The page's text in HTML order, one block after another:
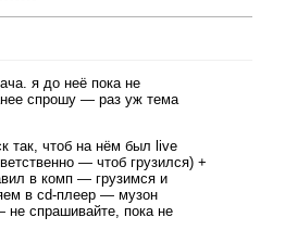
я до неё пока не
спрошу — раз уж тема
так, чтоб на нём был live
— чтоб грузился) +
в комп — грузимся и
в cd-плеер — музон
спрашивайте, пока не